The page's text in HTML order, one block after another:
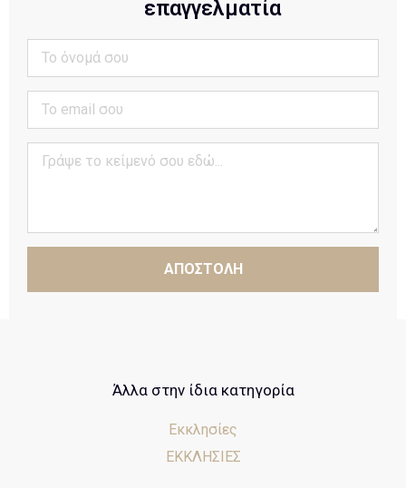
επαγγελματία
ΑΠΟΣΤΟΛΗ
Άλλα στην ίδια κατηγορία
Εκκλησίες
ΕΚΚΛΗΣΙΕΣ